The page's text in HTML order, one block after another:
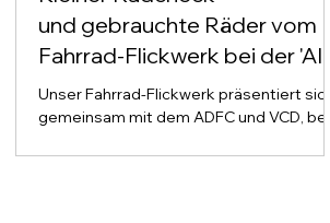
und gebrauchte Räder vom
Fahrrad-Flickwerk bei der 'AIA
Mobilität im Fokus'
Unser Fahrrad-Flickwerk präsentiert sich,
gemeinsam mit dem ADFC und VCD, bei
wir an ihrem mitgebrachten Rad einen